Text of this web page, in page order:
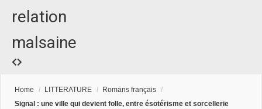
relation
malsaine
Home / LITTERATURE / Romans français /
Signal : une ville qui devient folle, entre ésotérisme et sorcellerie